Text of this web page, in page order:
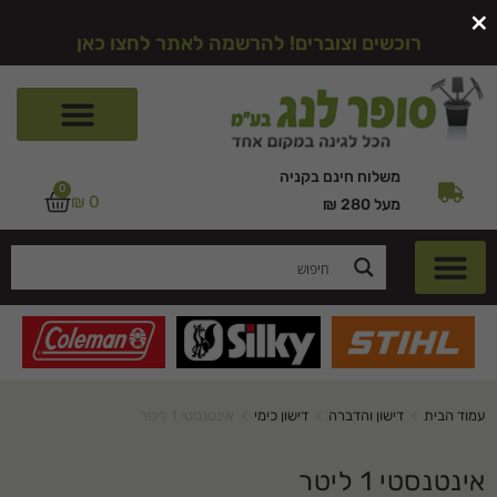
רוכשים וצוברים! להרשמה לאתר לחצו כאן
משלוח חינם בקניה
מעל 280 ₪
₪ 0
0
עמוד הבית דישון והדברה דישון כימי
אינטנסטי 1 ליטר
×